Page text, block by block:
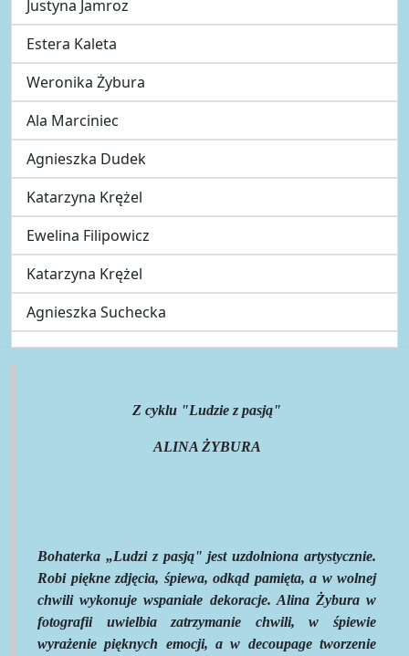
Justyna Jamroz
Estera Kaleta
Weronika Żybura
Ala Marciniec
Agnieszka Dudek
Katarzyna Krężel
Ewelina Filipowicz
Katarzyna Krężel
Agnieszka Suchecka
Z cyklu "Ludzie z pasją"
ALINA ŻYBURA
Bohaterka „Ludzi z pasją" jest uzdolniona artystycznie.
Robi piękne zdjęcia, śpiewa, odkąd pamięta, a w wolnej
chwili wykonuje wspaniałe dekoracje. Alina Żybura w
fotografii uwielbia zatrzymanie chwili, w śpiewie
wyrażenie pięknych emocji, a w decoupage tworzenie